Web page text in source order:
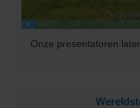
Onze presentatoren